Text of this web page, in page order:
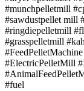
#munchpelletmill
#sawdustpellet mill
#ringdiepelletmill
#grasspelletmill
#ElectricPelletMill
#fuel